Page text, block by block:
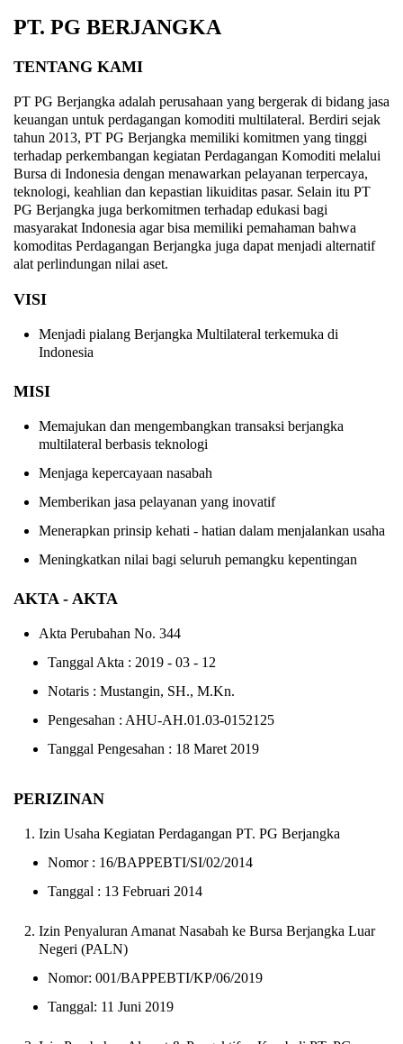
PT. PG BERJANGKA
TENTANG KAMI
PT PG Berjangka adalah perusahaan yang bergerak di bidang jasa
keuangan untuk perdagangan komoditi multilateral. Berdiri sejak
tahun 2013, PT PG Berjangka memiliki komitmen yang tinggi
terhadap perkembangan kegiatan Perdagangan Komoditi melalui
Bursa di Indonesia dengan menawarkan pelayanan terpercaya,
teknologi, keahlian dan kepastian likuiditas pasar. Selain itu PT
PG Berjangka juga berkomitmen terhadap edukasi bagi
masyarakat Indonesia agar bisa memiliki pemahaman bahwa
komoditas Perdagangan Berjangka juga dapat menjadi alternatif
alat perlindungan nilai aset.
VISI
Menjadi pialang Berjangka Multilateral terkemuka di
Indonesia
MISI
Memajukan dan mengembangkan transaksi berjangka
multilateral berbasis teknologi
Menjaga kepercayaan nasabah
Memberikan jasa pelayanan yang inovatif
Menerapkan prinsip kehati - hatian dalam menjalankan usaha
Meningkatkan nilai bagi seluruh pemangku kepentingan
AKTA - AKTA
Akta Perubahan No. 344
Tanggal Akta : 2019 - 03 - 12
Notaris : Mustangin, SH., M.Kn.
Pengesahan : AHU-AH.01.03-0152125
Tanggal Pengesahan : 18 Maret 2019
PERIZINAN
Izin Usaha Kegiatan Perdagangan PT. PG Berjangka
Nomor : 16/BAPPEBTI/SI/02/2014
Tanggal : 13 Februari 2014
Izin Penyaluran Amanat Nasabah ke Bursa Berjangka Luar
Negeri (PALN)
Nomor: 001/BAPPEBTI/KP/06/2019
Tanggal: 11 Juni 2019